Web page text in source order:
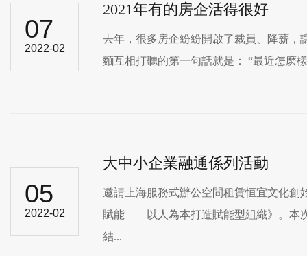
07
2022-02
2021年有的房企活得很好
去年，很多房企紛紛開啟了裁員、降薪
麵互相打聽的第一句話就是： “最近怎麽樣
05
2022-02
大中小企業融通係列活動
邀請上海服務式辦公空間租賃恒宜文化創
賦能——以人為本打造賦能型組織》。
結...